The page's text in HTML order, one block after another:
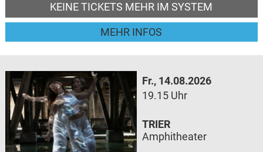
KEINE TICKETS MEHR IM SYSTEM
MEHR INFOS
Fr., 14.08.2026
19.15 Uhr
TRIER
Amphitheater